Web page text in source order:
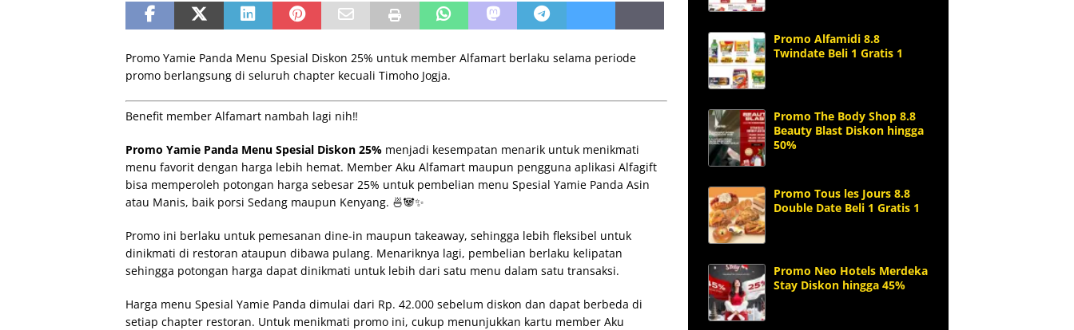
Promo Yamie Panda Menu Spesial Diskon 25% untuk member Alfamart berlaku selama periode
promo berlangsung di seluruh chapter kecuali Timoho Jogja.
Benefit member Alfamart nambah lagi nih‼️
Promo Yamie Panda Menu Spesial Diskon 25% menjadi kesempatan menarik untuk menikmati
menu favorit dengan harga lebih hemat. Member Aku Alfamart maupun pengguna aplikasi Alfagift
bisa memperoleh potongan harga sebesar 25% untuk pembelian menu Spesial Yamie Panda Asin
atau Manis, baik porsi Sedang maupun Kenyang. 🍜🐼✨
Promo ini berlaku untuk pemesanan dine-in maupun takeaway, sehingga lebih fleksibel untuk
dinikmati di restoran ataupun dibawa pulang. Menariknya lagi, pembelian berlaku kelipatan
sehingga potongan harga dapat dinikmati untuk lebih dari satu menu dalam satu transaksi.
Harga menu Spesial Yamie Panda dimulai dari Rp. 42.000 sebelum diskon dan dapat berbeda di
setiap chapter restoran. Untuk menikmati promo ini, cukup menunjukkan kartu member Aku
Promo Alfamidi 8.8
Twindate Beli 1 Gratis 1
Promo The Body Shop 8.8
Beauty Blast Diskon hingga
50%
Promo Tous les Jours 8.8
Double Date Beli 1 Gratis 1
Promo Neo Hotels Merdeka
Stay Diskon hingga 45%